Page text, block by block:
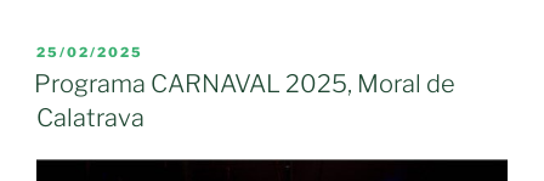
PUBLICADO
EL
25/02/2025
Programa CARNAVAL 2025, Moral de
Calatrava